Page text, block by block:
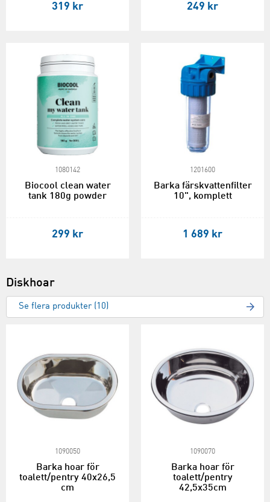
319 kr 249 kr
1080142
Biocool clean water
tank 180g powder
299 kr
1201600
Barka färskvattenfilter
10", komplett
1 689 kr
Diskhoar
Se flera produkter (10)
1090050
Barka hoar för
toalett/pentry 40x26,5
cm
1090070
Barka hoar för
toalett/pentry
42,5x35cm